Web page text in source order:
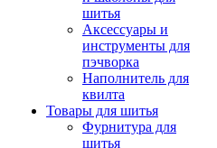
шитья
Аксессуары и
инструменты для
пэчворка
Наполнитель для
квилта
Товары для шитья
Фурнитура для
шитья